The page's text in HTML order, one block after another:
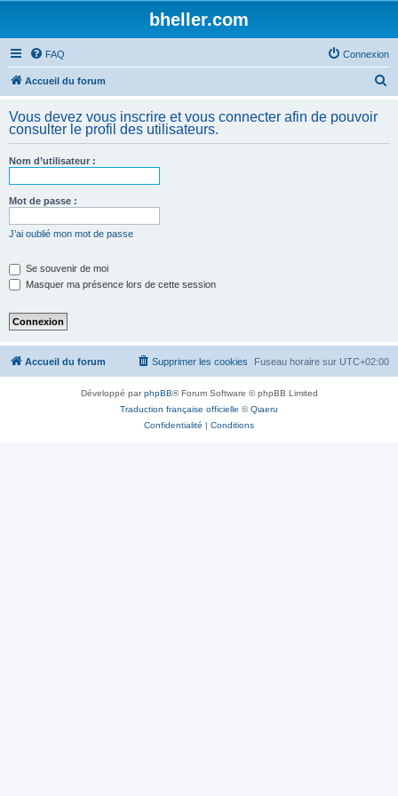
bheller.com
FAQ Connexion
Accueil du forum
h
Vous devez vous inscrire et vous connecter afin de pouvoir
consulter le profil des utilisateurs.
Nom d’utilisateur :
Mot de passe :
J’ai oublié mon mot de passe
Se souvenir de moi
Masquer ma présence lors de cette session
Accueil du forum Fuseau horaire sur UTC+02:00
Supprimer les cookies
Développé parphpBB® Forum Software © phpBB Limited
Traduction française officielle ©Qiaeru
Confidentialité | Conditions